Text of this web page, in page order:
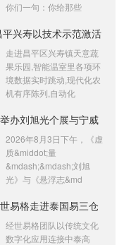
你们一句：你给那些
兴寿以技术示范激活
走进昌平区兴寿镇天意蔬
果乐园,智能温室里各项环
境数据实时跳动,现代化农
机有序陈列,自动化
办刘旭光个展与宁威
2026年8月3日下午，《虚
质&middot;量
&mdash;&mdash;刘旭
光》与《悬浮志&md
易格走进泰国易三仓
经世易格团队以传统文化
数字化应用连接中泰高